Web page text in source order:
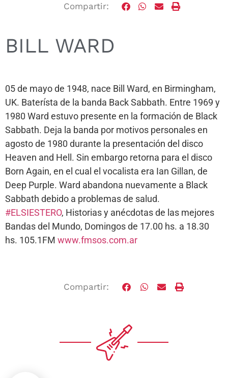
Compartir:
BILL WARD
05 de mayo de 1948, nace Bill Ward, en Birmingham,
UK. Baterísta de la banda Back Sabbath. Entre 1969 y
1980 Ward estuvo presente en la formación de Black
Sabbath. Deja la banda por motivos personales en
agosto de 1980 durante la presentación del disco
Heaven and Hell. Sin embargo retorna para el disco
Born Again, en el cual el vocalista era Ian Gillan, de
Deep Purple. Ward abandona nuevamente a Black
Sabbath debido a problemas de salud.
#ELSIESTERO, Historias y anécdotas de las mejores
Bandas del Mundo, Domingos de 17.00 hs. a 18.30
hs. 105.1FM www.fmsos.com.ar
Compartir: